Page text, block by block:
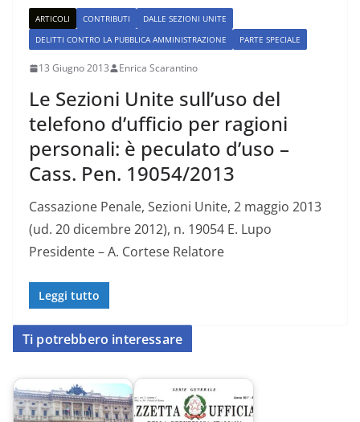
ARTICOLI CONTRIBUTI
DALLE SEZIONI UNITE
DELITTI CONTRO LA PUBBLICA AMMINISTRAZIONE
PARTE SPECIALE
13 Giugno 2013 Enrica Scarantino
Le Sezioni Unite sull’uso del
telefono d’ufficio per ragioni
personali: è peculato d’uso –
Cass. Pen. 19054/2013
Cassazione Penale, Sezioni Unite, 2 maggio 2013
(ud. 20 dicembre 2012), n. 19054 E. Lupo
Presidente – A. Cortese Relatore
Leggi tutto
Ti potrebbero interessare